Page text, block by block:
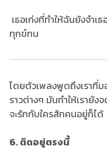
เธอเก่งที่ทำให้ฉันยังจำเ
ทุกข์ทน
โดยตัวเพลงพูดถึงเราที่ม
ราวต่างๆ มันทำให้เรายัง
จะรักกับใครสักคนอยู่ก็ได้
6. ติดอยู่ตรงนี้